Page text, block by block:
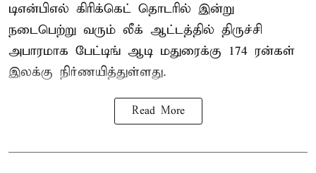
டிஎன்பிஎல் கிரிக்கெட் தொடரில் இன்று
நடைபெற்று வரும் லீக் ஆட்டத்தில் திருச்சி
அபாரமாக பேட்டிங் ஆடி மதுரைக்கு 174 ரன்கள்
இலக்கு நிர்ணயித்துள்ளது.
Read More